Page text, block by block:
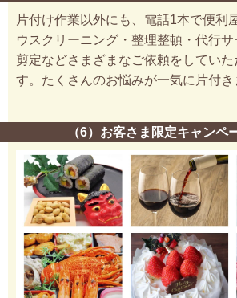
片付け作業以外にも、電話1本で便利
ウスクリーニング・整理整頓・代行
剪定などさまざまなご依頼をしてい
す。たくさんのお悩みが一気に片付き
（6）お客さま限定キャンペ